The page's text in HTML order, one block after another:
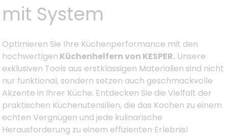
mit System
Optimieren Sie Ihre Küchenperformance mit den
hochwertigen Küchenhelfern von KESPER. Unsere
exklusiven Tools aus erstklassigen Materialien sind nicht
nur funktional, sondern setzen auch geschmackvolle
Akzente in Ihrer Küche. Entdecken Sie die Vielfalt der
praktischen Küchenutensilien, die das Kochen zu einem
echten Vergnügen und jede kulinarische
Herausforderung zu einem effizienten Erlebnis!